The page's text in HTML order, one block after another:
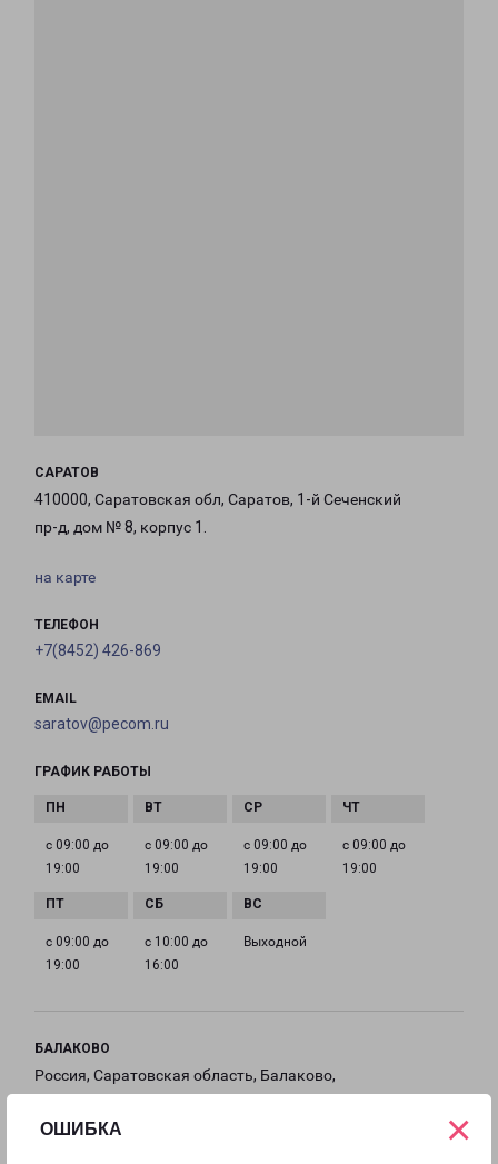
ОШИБКА ×
САРАТОВ
410000, Саратовская обл, Саратов, 1-й Сеченский
пр-д, дом № 8, корпус 1.
на карте
ТЕЛЕФОН
+7(8452) 426-869
EMAIL
saratov@pecom.ru
ГРАФИК РАБОТЫ
с 09:00 до
19:00
с 09:00 до
19:00
с 09:00 до
19:00
с 09:00 до
19:00
с 09:00 до
19:00
с 10:00 до
16:00
Выходной
БАЛАКОВО
Россия, Саратовская область, Балаково,